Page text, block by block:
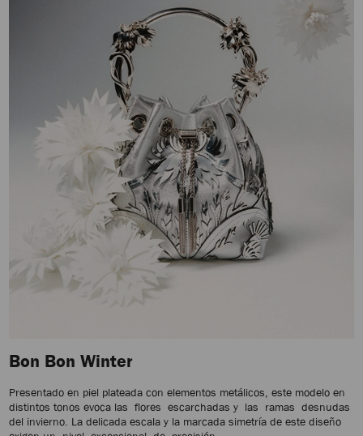
Bon Bon Winter
Presentado en piel plateada con elementos metálicos, este modelo en
distintos tonos evoca las flores escarchadas y las ramas desnudas
del invierno. La delicada escala y la marcada simetría de este diseño